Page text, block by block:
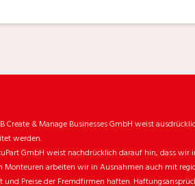
Create & Manage Businesses GmbH weist
werden.
GmbH weist nachdrücklich darauf hin, dass
Monteuren arbeiten wir in Ausnahmen auch mit
und Preise der Fremdfirmen haften.